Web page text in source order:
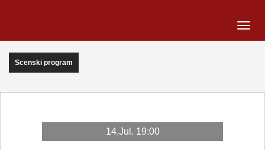
Scenski program
14.Jul. 19:00